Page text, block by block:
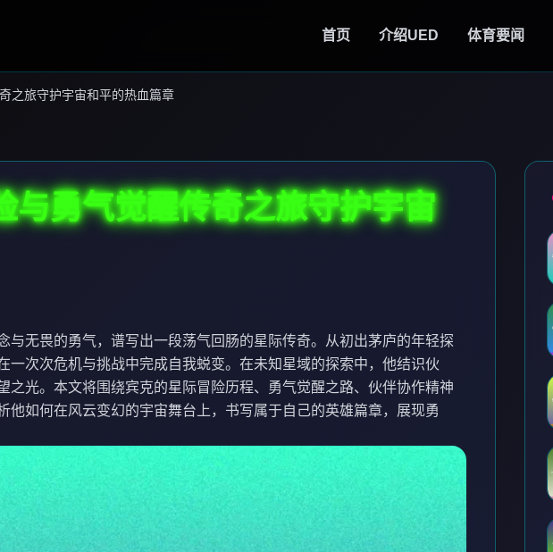
首页 介绍UED 体育要闻
之旅守护宇宙和平的热血篇章
与勇气觉醒传奇之旅守护宇宙
与无畏的勇气，谱写出一段荡气回肠的星际传奇。从初出茅庐的年轻探
一次次危机与挑战中完成自我蜕变。在未知星域的探索中，他结识伙
之光。本文将围绕宾克的星际冒险历程、勇气觉醒之路、伙伴协作精神
他如何在风云变幻的宇宙舞台上，书写属于自己的英雄篇章，展现勇